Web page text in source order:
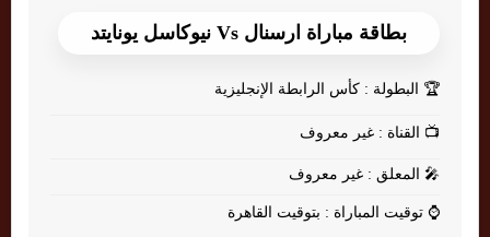
بطاقة مباراة ارسنال Vs نيوكاسل يونايتد
🏆 البطولة : كأس الرابطة الإنجليزية
📺 القناة : غير معروف
🎤 المعلق : غير معروف
⌚ توقيت المباراة : بتوقيت القاهرة